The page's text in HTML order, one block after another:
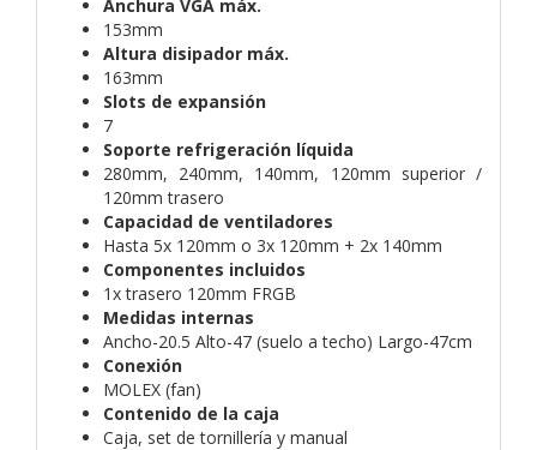
Anchura VGA máx.
153mm
Altura disipador máx.
163mm
Slots de expansión
7
Soporte refrigeración líquida
280mm, 240mm, 140mm, 120mm superior /
120mm trasero
Capacidad de ventiladores
Hasta 5x 120mm o 3x 120mm + 2x 140mm
Componentes incluidos
1x trasero 120mm FRGB
Medidas internas
Ancho-20.5 Alto-47 (suelo a techo) Largo-47cm
Conexión
MOLEX (fan)
Contenido de la caja
Caja, set de tornillería y manual